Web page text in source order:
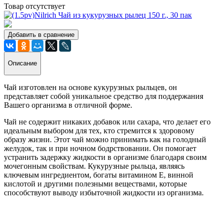
Товар отсутствует
Добавить в сравнение
Описание
Чай изготовлен на основе кукурузных рыльцев, он
представляет собой уникальное средство для поддержания
Вашего организма в отличной форме.
Чай не содержит никаких добавок или сахара, что делает его
идеальным выбором для тех, кто стремится к здоровому
образу жизни. Этот чай можно принимать как на голодный
желудок, так и при ночном бодрствовании. Он помогает
устранить задержку жидкости в организме благодаря своим
мочегонным свойствам. Кукурузные рыльца, являясь
ключевым ингредиентом, богаты витамином Е, винной
кислотой и другими полезными веществами, которые
способствуют выводу избыточной жидкости из организма.